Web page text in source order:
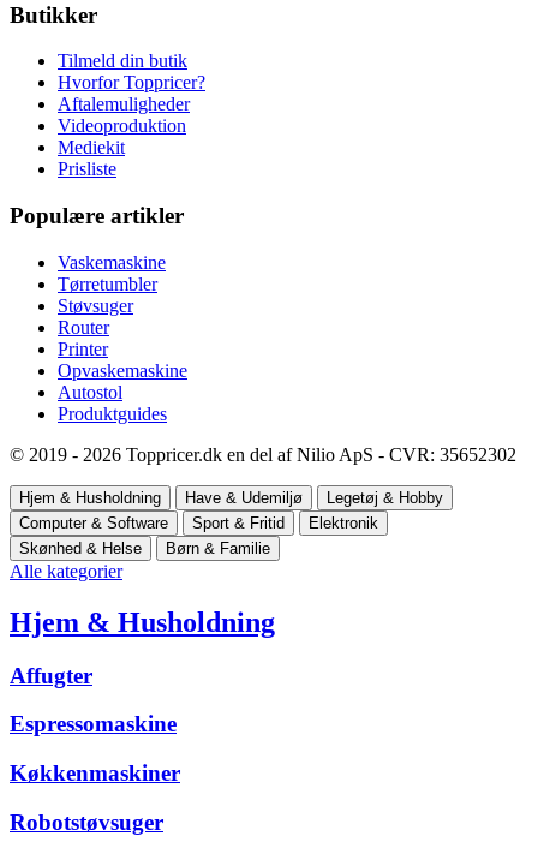
Butikker
Tilmeld din butik
Hvorfor Toppricer?
Aftalemuligheder
Videoproduktion
Mediekit
Prisliste
Populære artikler
Vaskemaskine
Tørretumbler
Støvsuger
Router
Printer
Opvaskemaskine
Autostol
Produktguides
© 2019 - 2026 Toppricer.dk en del af Nilio ApS - CVR: 35652302
Hjem & Husholdning Have & Udemiljø
Legetøj & Hobby
Computer & Software
Sport & Fritid
Elektronik
Skønhed & Helse
Børn & Familie
Alle kategorier
Hjem & Husholdning
Affugter
Espressomaskine
Køkkenmaskiner
Robotstøvsuger